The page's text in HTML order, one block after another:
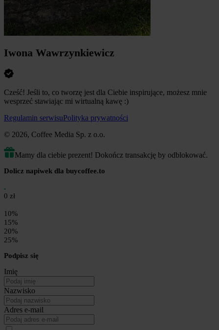
Iwona Wawrzynkiewicz
Cześć! Jeśli to, co tworzę jest dla Ciebie inspirujące, możesz mnie
wesprzeć stawiając mi wirtualną kawę :)
Regulamin serwisuPolityka prywatności
© 2026, Coffee Media Sp. z o.o.
Mamy dla ciebie prezent! Dokończ transakcję by odblokować.
Dolicz napiwek dla buycoffee.to
0 zł
10%
15%
20%
25%
Podpisz się
Imię
Nazwisko
Adres e-mail